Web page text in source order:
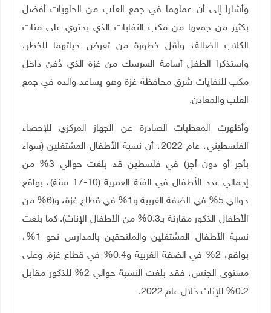
وأشارا إلى أن عملهما في جمع العلب من الحاويات أفضل
بكثير من جمعها من مكب النفايات الذي يحتوي على مئات
الكلاب الضالة، وأقل خطورة من تعرض حياتهما للخطر،
واستذكرا الطفل أسامة السرسك من غزة الذي دُفن داخل
مكب للنفايات شرق محافظة غزة وهو يساعد والده في جمع
العلب والمعادن.
وأظهرت المعطيات الصادرة عن الجهاز المركزي للإحصاء
الفلسطيني، عام 2022، أن نسبة الأطفال المشتغلين (سواء
بأجر أو دون أجر) في فلسطين قد بلغت حوالي 3% من
إجمالي عدد الأطفال في الفئة العمرية (10-17 سنة)، بواقع
حوالي 5% في الضفة الغربية و1% في قطاع غزة، و(6% من
الأطفال الذكور مقارنة بـ0.3% من الأطفال الإناث). كما بلغت
نسبة الأطفال المشتغلين والملتحقين بالمدارس نحو 1%،
بواقع، 2% في الضفة الغربية و
0.4% في قطاع غزة. وعلى
مستوى الجنس، فقد بلغت النسبة حوالي 2% للذكور مقابل
0.2% للإناث خلال عام 2022.